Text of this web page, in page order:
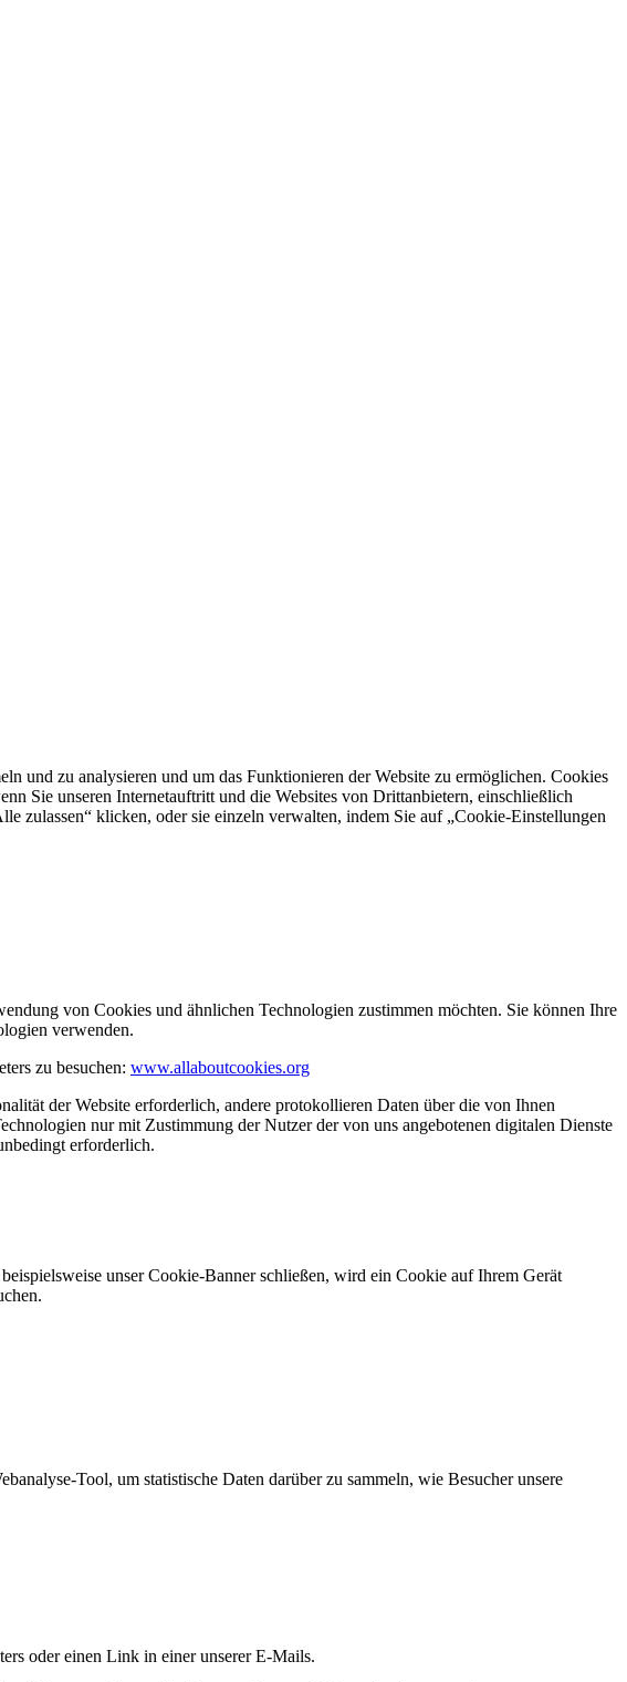
und zu analysieren und um das Funktionieren der Website zu ermöglichen. Cookies
Sie unseren Internetauftritt und die Websites von Drittanbietern, einschließlich
zulassen“ klicken, oder sie einzeln verwalten, indem Sie auf „Cookie-Einstellungen
von Cookies und ähnlichen Technologien zustimmen möchten. Sie können Ihre
verwenden.
zu besuchen: www.allaboutcookies.org
der Website erforderlich, andere protokollieren Daten über die von Ihnen
nur mit Zustimmung der Nutzer der von uns angebotenen digitalen Dienste
erforderlich.
unser Cookie-Banner schließen, wird ein Cookie auf Ihrem Gerät
Tool, um statistische Daten darüber zu sammeln, wie Besucher unsere
oder einen Link in einer unserer E-Mails.